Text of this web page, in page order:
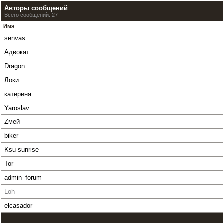
Авторы сообщений
Всего сообщений: 27
Имя
senvas
Адвокат
Dragon
Локи
катерина
Yaroslav
Zмей
biker
Ksu-sunrise
Tor
admin_forum
Loh
elcasador